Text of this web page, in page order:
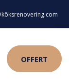
OFFERT